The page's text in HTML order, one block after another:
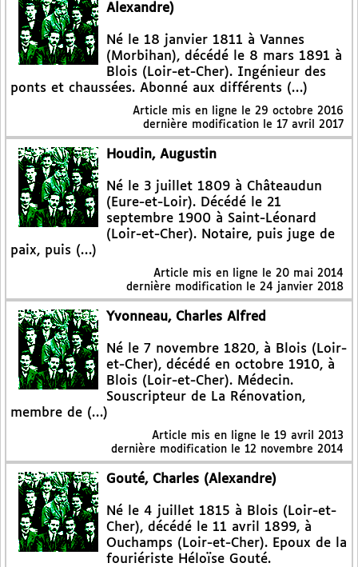
Alexandre)
Né le 18 janvier 1811 à Vannes
(Morbihan), décédé le 8 mars 1891 à
Blois (Loir-et-Cher). Ingénieur des
ponts et chaussées. Abonné aux différents (…)
Article mis en ligne le 29 octobre 2016
dernière modification le 17 avril 2017
Houdin, Augustin
Né le 3 juillet 1809 à Châteaudun
(Eure-et-Loir). Décédé le 21
septembre 1900 à Saint-Léonard
(Loir-et-Cher). Notaire, puis juge de
paix, puis (…)
Article mis en ligne le 20 mai 2014
dernière modification le 24 janvier 2018
Yvonneau, Charles Alfred
Né le 7 novembre 1820, à Blois (Loir-
et-Cher), décédé en octobre 1910, à
Blois (Loir-et-Cher). Médecin.
Souscripteur de La Rénovation,
membre de (…)
Article mis en ligne le 19 avril 2013
dernière modification le 12 novembre 2014
Gouté, Charles (Alexandre)
Né le 4 juillet 1815 à Blois (Loir-et-
Cher), décédé le 11 avril 1899, à
Ouchamps (Loir-et-Cher). Epoux de la
fouriériste Héloïse Gouté.